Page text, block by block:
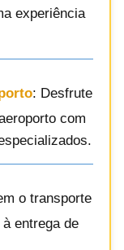
experiência
: Desfrute
com
o transporte
entrega de